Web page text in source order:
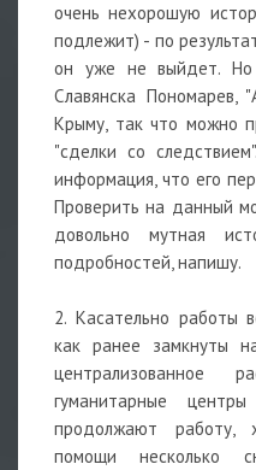
очень нехорошую
подлежит) - по
он уже не выйдет.
Славянска Пономарев,
Крыму, так что можно
"сделки со
информация, что его
Проверить на данный
довольно мутная
подробностей, напишу.
2. Касательно работы
как ранее замкнуты
централизованное
гуманитарные
продолжают работу,
помощи несколько